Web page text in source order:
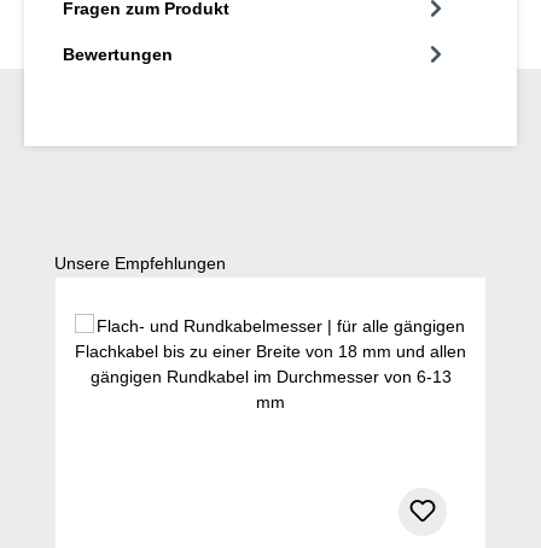
Fragen zum Produkt
Bewertungen
Produktgalerie überspringen
Unsere Empfehlungen